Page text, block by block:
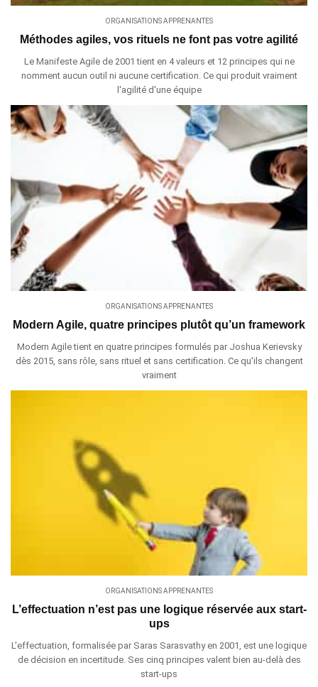
ORGANISATIONS APPRENANTES
Méthodes agiles, vos rituels ne font pas votre agilité
Le Manifeste Agile de 2001 tient en 4 valeurs et 12 principes qui ne
nomment aucun outil ni aucune certification. Ce qui produit vraiment
l'agilité d'une équipe
ORGANISATIONS APPRENANTES
Modern Agile, quatre principes plutôt qu’un framework
Modern Agile tient en quatre principes formulés par Joshua Kerievsky
dès 2015, sans rôle, sans rituel et sans certification. Ce qu'ils changent
vraiment
ORGANISATIONS APPRENANTES
L’effectuation n’est pas une logique réservée aux start-
ups
L'effectuation, formalisée par Saras Sarasvathy en 2001, est une logique
de décision en incertitude. Ses cinq principes valent bien au-delà des
start-ups